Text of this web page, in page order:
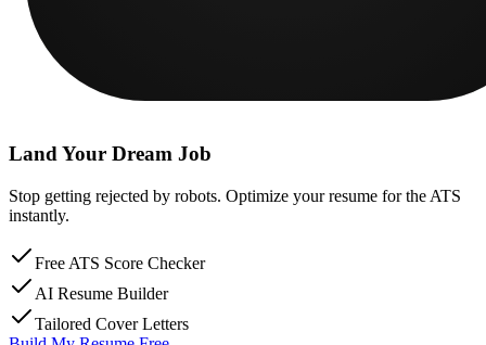
Land Your Dream Job
Stop getting rejected by robots. Optimize your resume for the ATS
instantly.
Free ATS Score Checker
AI Resume Builder
Tailored Cover Letters